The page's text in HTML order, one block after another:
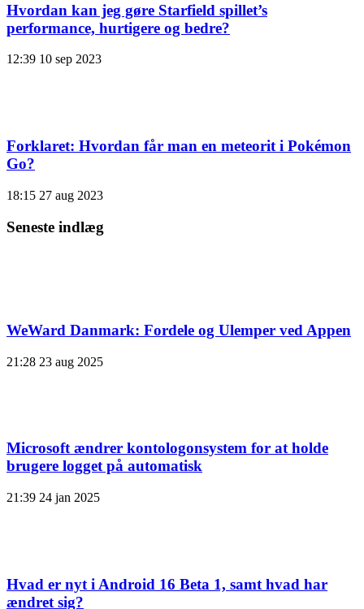
Hvordan kan jeg gøre Starfield spillet’s
performance, hurtigere og bedre?
12:39 10 sep 2023
Forklaret: Hvordan får man en meteorit i Pokémon
Go?
18:15 27 aug 2023
Seneste indlæg
WeWard Danmark: Fordele og Ulemper ved Appen
21:28 23 aug 2025
Microsoft ændrer kontologonsystem for at holde
brugere logget på automatisk
21:39 24 jan 2025
Hvad er nyt i Android 16 Beta 1, samt hvad har
ændret sig?